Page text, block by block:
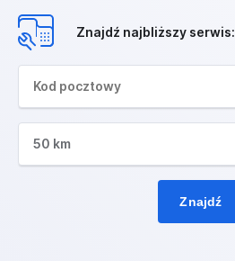
Znajdź najbliższy serwis:
50 km
Znajdź